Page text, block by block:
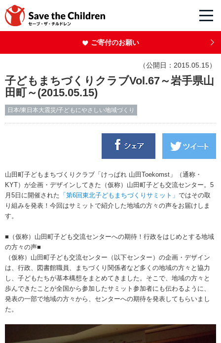
ご寄付のお願い
（公開日：2015.05.15）
子どもまちづくりクラブVol.67～岩手県山
田町～(2015.05.15)
日本/東日本大震災/子どもにやさしい地域づくり
山田町子どもまちづくりクラブ「けっぱれ 山田 Toekomst 」（通称・
KYT）が企画・デザインしてきた（仮称）山田町子ども交流センター。 5
月 5 日に開催された 「第6回東北子どもまちづくりサミット」 ではその取
り組みを発表！今回はサミットで紹介した地域の方々の声をお届けしま
す。
■（仮称）山田町子ども交流センターへの期待！行政をはじめとする地域
の方々の声■
（仮称）山田町子ども交流センター（以下センター）の企画・デザイン
は、行政、図書館職員、まちづくり関係者など多くの地域の方々と協力
し、子どもたちが基本構想をまとめてきました。そこで、地域の方々と
歩んできたことが全国から参加したサミット参加者にも伝わるように、
発表の一部で地域の方々から、センターへの期待を発表してもらいまし
た。